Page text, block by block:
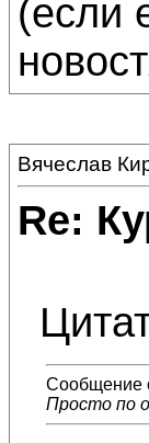
(если
Вячеслав
Re:
Сообщение
Просто по